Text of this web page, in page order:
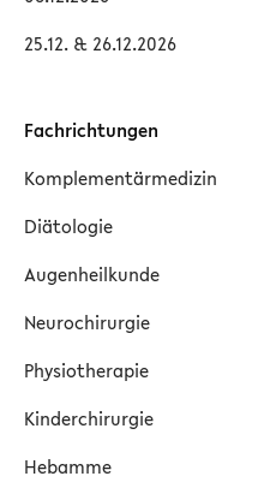
25.12. & 26.12.2026
Fachrichtungen
Komplementärmedizin
Diätologie
Augenheilkunde
Neurochirurgie
Physiotherapie
Kinderchirurgie
Hebamme